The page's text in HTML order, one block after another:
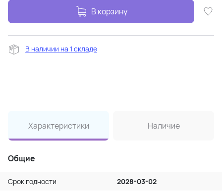
В корзину
В наличии на 1 складе
Характеристики Наличие
Общие
Срок годности
2028-03-02